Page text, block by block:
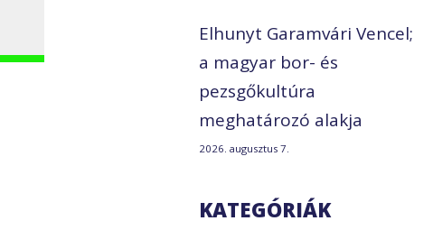
Elhunyt Garamvári Vencel;
a magyar bor- és
pezsgőkultúra
meghatározó alakja
2026. augusztus 7.
KATEGÓRIÁK